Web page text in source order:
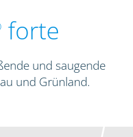
forte
und saugende
und Grünland.